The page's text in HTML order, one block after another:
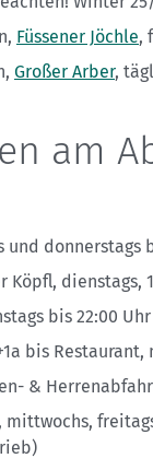
Füssener Jöchle,
Großer Arber,
am
und donnerstags
Köpfl, dienstags,
bis 22:00 Uhr
bis
&